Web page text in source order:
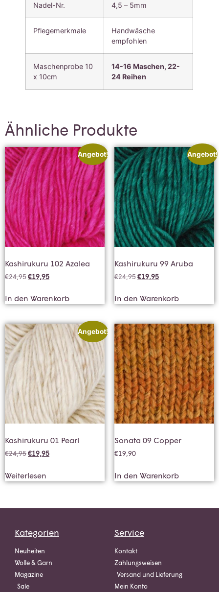
Nadel-Nr. 4,5 – 5mm
Pflegemerkmale
Handwäsche
empfohlen
Maschenprobe 10
x 10cm
14-16 Maschen, 22-
24 Reihen
Ähnliche Produkte
Angebot!
Kashirukuru 102 Azalea
€24,95€19,95
In den Warenkorb
Angebot!
Kashirukuru 99 Aruba
€24,95€19,95
In den Warenkorb
Angebot!
Kashirukuru 01 Pearl
€24,95€19,95
Weiterlesen
Sonata 09 Copper
€19,90
In den Warenkorb
Kategorien
Neuheiten
Wolle & Garn
Magazine
Sale
Service
Kontakt
Zahlungsweisen
Versand und Lieferung
Mein Konto